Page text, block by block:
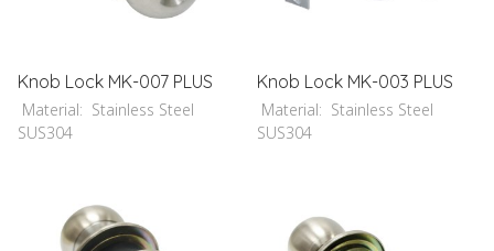
Knob Lock MK-007 PLUS
Material: Stainless Steel
SUS304
Knob Lock MK-003 PLUS
Material: Stainless Steel
SUS304